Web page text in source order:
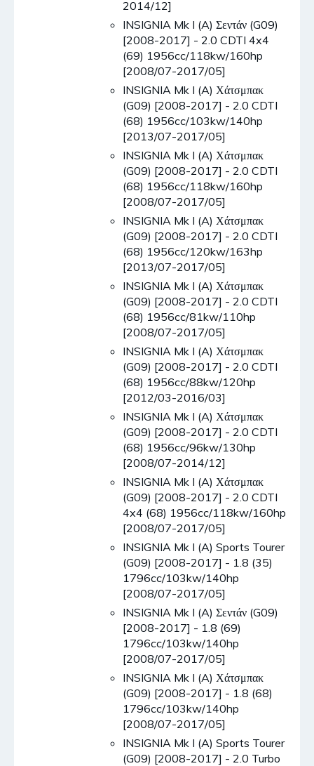
2014/12]
INSIGNIA Mk I (A) Σεντάν (G09)
[2008-2017] - 2.0 CDTI 4x4
(69) 1956cc/118kw/160hp
[2008/07-2017/05]
INSIGNIA Mk I (A) Χάτσμπακ
(G09) [2008-2017] - 2.0 CDTI
(68) 1956cc/103kw/140hp
[2013/07-2017/05]
INSIGNIA Mk I (A) Χάτσμπακ
(G09) [2008-2017] - 2.0 CDTI
(68) 1956cc/118kw/160hp
[2008/07-2017/05]
INSIGNIA Mk I (A) Χάτσμπακ
(G09) [2008-2017] - 2.0 CDTI
(68) 1956cc/120kw/163hp
[2013/07-2017/05]
INSIGNIA Mk I (A) Χάτσμπακ
(G09) [2008-2017] - 2.0 CDTI
(68) 1956cc/81kw/110hp
[2008/07-2017/05]
INSIGNIA Mk I (A) Χάτσμπακ
(G09) [2008-2017] - 2.0 CDTI
(68) 1956cc/88kw/120hp
[2012/03-2016/03]
INSIGNIA Mk I (A) Χάτσμπακ
(G09) [2008-2017] - 2.0 CDTI
(68) 1956cc/96kw/130hp
[2008/07-2014/12]
INSIGNIA Mk I (A) Χάτσμπακ
(G09) [2008-2017] - 2.0 CDTI
4x4 (68) 1956cc/118kw/160hp
[2008/07-2017/05]
INSIGNIA Mk I (A) Sports Tourer
(G09) [2008-2017] - 1.8 (35)
1796cc/103kw/140hp
[2008/07-2017/05]
INSIGNIA Mk I (A) Σεντάν (G09)
[2008-2017] - 1.8 (69)
1796cc/103kw/140hp
[2008/07-2017/05]
INSIGNIA Mk I (A) Χάτσμπακ
(G09) [2008-2017] - 1.8 (68)
1796cc/103kw/140hp
[2008/07-2017/05]
INSIGNIA Mk I (A) Sports Tourer
(G09) [2008-2017] - 2.0 Turbo